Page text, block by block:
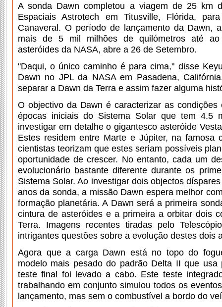
A sonda Dawn completou a viagem de 25 km
Espaciais Astrotech em Titusville, Flórida,
Canaveral. O período de lançamento da Dawn,
mais de 5 mil milhões de quilómetros até
asteróides da NASA, abre a 26 de Setembro.
"Daqui, o único caminho é para cima," disse
Dawn no JPL da NASA em Pasadena,
separar a Dawn da Terra e assim fazer alguma
O objectivo da Dawn é caracterizar as
épocas iniciais do Sistema Solar que tem 4.5
investigar em detalhe o gigantesco asteróide
Estes residem entre Marte e Júpiter, na famosa
cientistas teorizam que estes seriam possíveis
oportunidade de crescer. No entanto, cada um
evolucionário bastante diferente durante os
Sistema Solar. Ao investigar dois objectos
anos da sonda, a missão Dawn espera melhor
formação planetária. A Dawn será a primeira
cintura de asteróides e a primeira a orbitar dois
Terra. Imagens recentes tiradas pelo
intrigantes questões sobre a evolução destes dois
Agora que a carga Dawn está no topo do
modelo mais pesado do padrão Delta II que usa
teste final foi levado a cabo. Este teste
trabalhando em conjunto simulou todos os
lançamento, mas sem o combustível a bordo do